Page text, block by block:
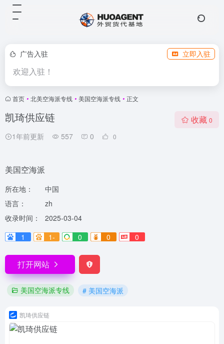
广告入驻 立即入驻
欢迎入驻！
首页 • 北美空海派专线 • 美国空海派专线 • 正文
凯琦供应链
1年前更新 557 0 0
收藏 0
美国空海派
所在地：
中国
语言：
zh
收录时间：
2025-03-04
1
1- 0 0 0
打开网站
美国空海派专线 # 美国空海派
凯琦供应链